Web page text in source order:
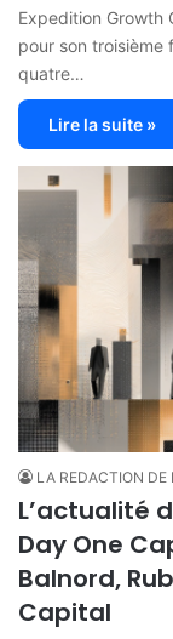
Expedition Growth
pour son troisième
quatre…
Lire la suite »
LA REDACTION DE
L’actualité
Day One
Balnord,
Capital